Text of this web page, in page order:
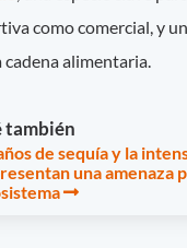
como comercial, y
alimentaria.
también
de sequía y la
una amenaza